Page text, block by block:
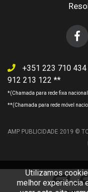
+351 223 710 434
912 213 122
AMP PUBLICIDADE 2019 ©
Utilizamos
melhor experiência